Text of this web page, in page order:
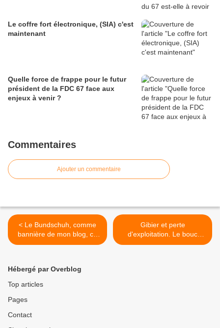
Le coffre fort électronique, (SIA) c'est
maintenant
Quelle force de frappe pour le futur
président de la FDC 67 face aux
enjeux à venir ?
Commentaires
Ajouter un commentaire
< Le Bundschuh, comme
bannière de mon blog, ca
me va.
Gibier et perte
d'exploitation. Le bouc
émissaire tout trouvé qui
Hébergé par Overblog
Top articles
Pages
Contact